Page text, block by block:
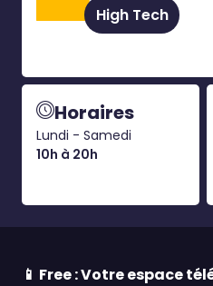
High Tech
Horaires
Lundi - Samedi
10h à 20h
📱 Free : Votre espace